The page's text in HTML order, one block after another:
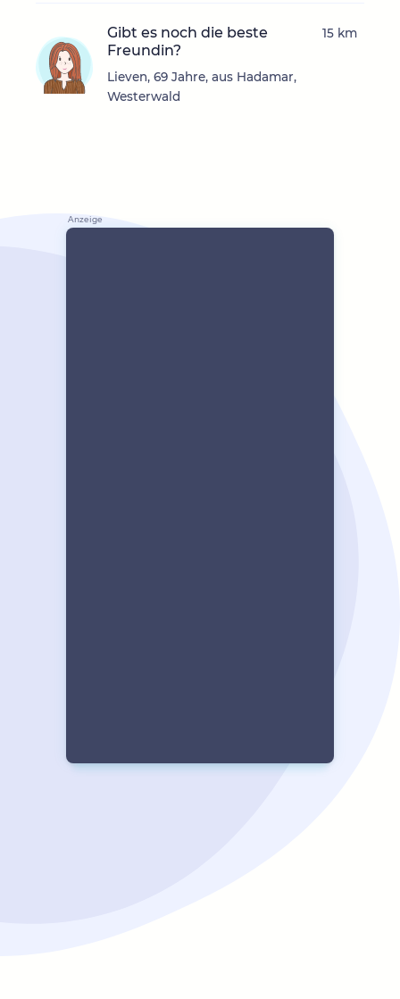
Gibt es noch die beste
Freundin?
Lieven, 69 Jahre, aus Hadamar,
Westerwald
15 km